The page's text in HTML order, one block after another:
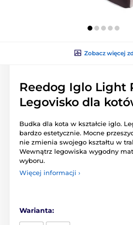
Zobacz więcej
Reedog Iglo Light
Legovisko dla
Budka dla kota w kształcie iglo.
bardzo estetycznie. Mocne
nie zmienia swojego kształtu w
Wewnątrz legowiska wygodny
wyboru.
Więcej informacji ›
Warianta: